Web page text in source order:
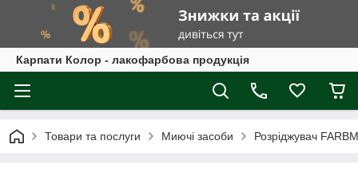
Карпати Колор - лакофарбова продукція
Товари та послуги Миючі засоби Розріджувач